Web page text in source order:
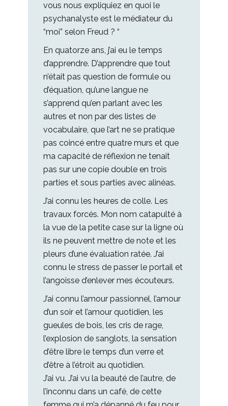
vous nous expliquiez en quoi le
psychanalyste est le médiateur du
“moi” selon Freud ? “
En quatorze ans, j’ai eu le temps
d’apprendre. D’apprendre que tout
n’était pas question de formule ou
d’équation, qu’une langue ne
s’apprend qu’en parlant avec les
autres et non par des listes de
vocabulaire, que l’art ne se pratique
pas coincé entre quatre murs et que
ma capacité de réflexion ne tenait
pas sur une copie double en trois
parties et sous parties avec alinéas.
J’ai connu les heures de colle. Les
travaux forcés. Mon nom catapulté à
la vue de la petite case sur la ligne où
ils ne peuvent mettre de note et les
pleurs d’une évaluation ratée. J’ai
connu le stress de passer le portail et
l’angoisse d’enlever mes écouteurs.
J’ai connu l’amour passionnel, l’amour
d’un soir et l’amour quotidien, les
gueules de bois, les cris de rage,
l’explosion de sanglots, la sensation
d’être libre le temps d’un verre et
d’être à l’étroit au quotidien.
J’ai vu. J’ai vu la beauté de l’autre, de
l’inconnu dans un café, de cette